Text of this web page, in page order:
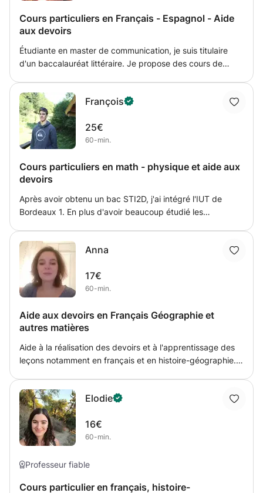
Cours particuliers en Français - Espagnol - Aide
aux devoirs
Étudiante en master de communication, je suis titulaire
d'un baccalauréat littéraire. Je propose des cours de
analytique - dissertation - écriture d'invention - ... En
espagnol : aide aux devoirs - Conjugaison - lecture -
prononciation - rédaction - orthographe - ... En gestion du
stress : gérer son stress à l oral, gérer ses émotions, être à
...)
François
25€
60-min.
Cours particuliers en math - physique et aide aux
devoirs
Après avoir obtenu un bac STI2D, j'ai intégré l'IUT de
Bordeaux 1. En plus d'avoir beaucoup étudié les
mes études de réviser efficacement et surement.
Cependant, la part d'électronique étant trop important
dans ce domaine, j'ai préféré me réorienter en BTS CRSA
ou j'y étudie également beaucoup les mathématiques et la
appris dans la mesure de mon possible, et aider les jeunes
collégiens et lycéens à réviser.
Anna
17€
60-min.
Aide aux devoirs en Français Géographie et
autres matières
Aide à la réalisation des devoirs et à l'apprentissage des
leçons notamment en français et en histoire-géographie.
des notions dans diverses matières.
Elodie
16€
60-min.
Professeur fiable
Cours particulier en français, histoire-